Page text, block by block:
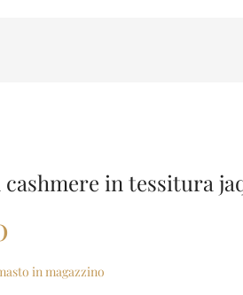
in tessitura
in magazzino